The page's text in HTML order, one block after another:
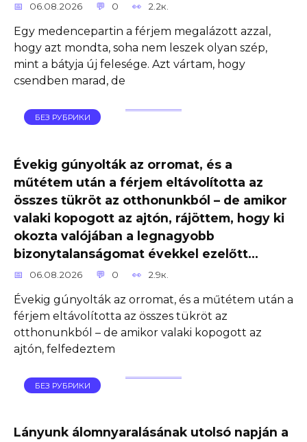
06.08.2026 0 2.2к.
Egy medencepartin a férjem megalázott azzal,
hogy azt mondta, soha nem leszek olyan szép,
mint a bátyja új felesége. Azt vártam, hogy
csendben marad, de
БЕЗ РУБРИКИ
Évekig gúnyolták az orromat, és a
műtétem után a férjem eltávolította az
összes tükröt az otthonunkból – de amikor
valaki kopogott az ajtón, rájöttem, hogy ki
okozta valójában a legnagyobb
bizonytalanságomat évekkel ezelőtt…
06.08.2026 0 2.9к.
Évekig gúnyolták az orromat, és a műtétem után a
férjem eltávolította az összes tükröt az
otthonunkból – de amikor valaki kopogott az
ajtón, felfedeztem
БЕЗ РУБРИКИ
Lányunk álomnyaralásának utolsó napján a